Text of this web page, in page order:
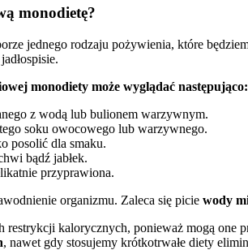
monodietę?
jednego rodzaju pożywienia, które
monodiety może wyglądać następująco:
z wodą lub bulionem warzywnym.
soku owocowego lub warzywnego.
posolić dla smaku.
bądź jabłek.
przyprawiona.
organizmu. Zaleca się picie wody
restrykcji kalorycznych, ponieważ mogą one
, nawet gdy stosujemy krótkotrwałe diety